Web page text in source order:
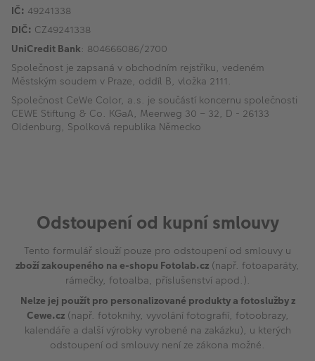
IČ: 49241338
DIČ: CZ49241338
UniCredit Bank: 804666086/2700
Společnost je zapsaná v obchodním rejstříku, vedeném
Městským soudem v Praze, oddíl B, vložka 2111.
Společnost CeWe Color, a.s. je součástí koncernu společnosti
CEWE Stiftung & Co. KGaA, Meerweg 30 – 32, D - 26133
Oldenburg, Spolková republika Německo
Odstoupení od kupní smlouvy
Tento formulář slouží pouze pro odstoupení od smlouvy u
zboží zakoupeného na e-shopu Fotolab.cz (např. fotoaparáty,
rámečky, fotoalba, příslušenství apod.).
Nelze jej použít pro personalizované produkty a fotoslužby z
Cewe.cz(např. fotoknihy, vyvolání fotografií, fotoobrazy,
kalendáře a další výrobky vyrobené na zakázku), u kterých
odstoupení od smlouvy není ze zákona možné.